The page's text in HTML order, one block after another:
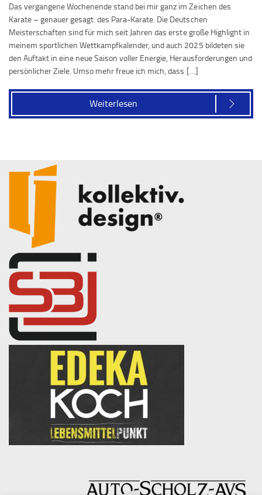
Das vergangene Wochenende stand bei mir ganz im Zeichen des
Karate – genauer gesagt: des Para-Karate. Die Deutschen
Meisterschaften sind für mich seit Jahren das erste große Highlight in
meinem sportlichen Wettkampfkalender, und auch 2025 bildeten sie
den Auftakt in eine neue Saison voller Energie, Herausforderungen und
persönlicher Ziele. Umso mehr freue ich mich, dass […]
Weiterlesen